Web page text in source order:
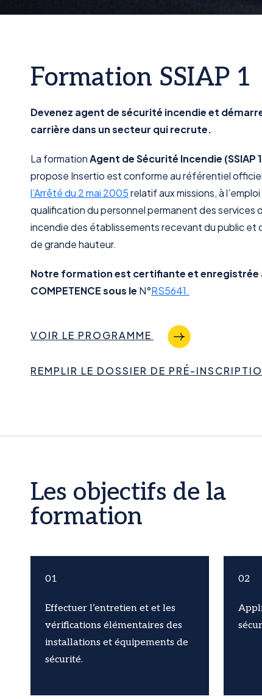
Formation SSIAP 1
Devenez agent de sécurité incendie et
carrière dans un secteur qui recrute.
La formationAgent de Sécurité Incendie (SSIAP
propose Insertio est conforme au référentiel
l’Arrêté du 2 mai 2005relatif aux missions, à
qualification du personnel permanent des services
incendie des établissements recevant du public et
de grande hauteur.
Notre formation est certifiante et enregistrée à
COMPETENCE sous le N°RS5641.
VOIR LE PROGRAMME
REMPLIR LE DOSSIER DE PRÉ-
Les objectifs de la
formation
01
Effectuer l’entretien et et les
vérifications élémentaires des
installations et équipements de
sécurité.
02